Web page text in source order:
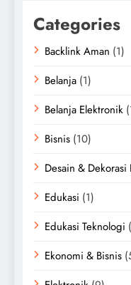
Categories
Backlink Aman (1)
Belanja (1)
Belanja Elektronik
Bisnis (10)
Desain & Dekorasi
Edukasi (1)
Edukasi Teknologi
Ekonomi & Bisnis